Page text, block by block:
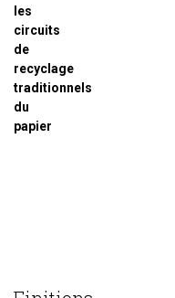
les
circuits
de
recyclage
traditionnels
du
papier